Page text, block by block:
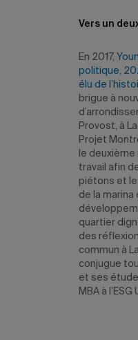
Vers un
En 2017,
politique,
élu de
brigue à
Provost, à
Projet
le
travail afin
piétons et
de la marina
quartier
des
commun à
conjugue
et ses
MBA à l’ESG